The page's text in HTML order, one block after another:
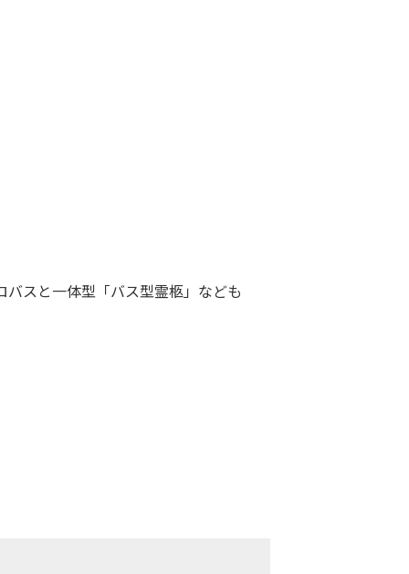
スと一体型「バス型霊柩」なども